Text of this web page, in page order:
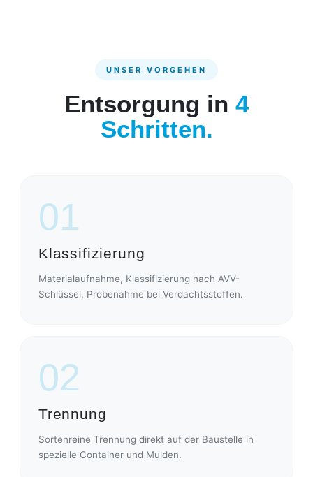
UNSER VORGEHEN
Entsorgung in 4
Schritten.
01
Klassifizierung
Materialaufnahme, Klassifizierung nach AVV-
Schlüssel, Probenahme bei Verdachtsstoffen.
02
Trennung
Sortenreine Trennung direkt auf der Baustelle in
spezielle Container und Mulden.